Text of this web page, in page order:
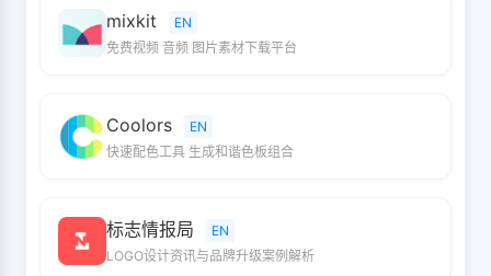
mixkit
EN
免费视频 音频 图片素材下载平台
Coolors
EN
快速配色工具 生成和谐色板组合
标志情报局
EN
LOGO设计资讯与品牌升级案例解析